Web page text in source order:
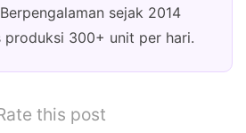
sejak 2014
produksi 300+ unit per hari.
this post